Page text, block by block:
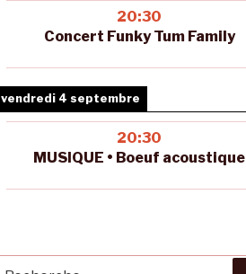
20:30
Concert Funky Tum Family
vendredi 4 septembre
20:30
MUSIQUE • Boeuf acoustique